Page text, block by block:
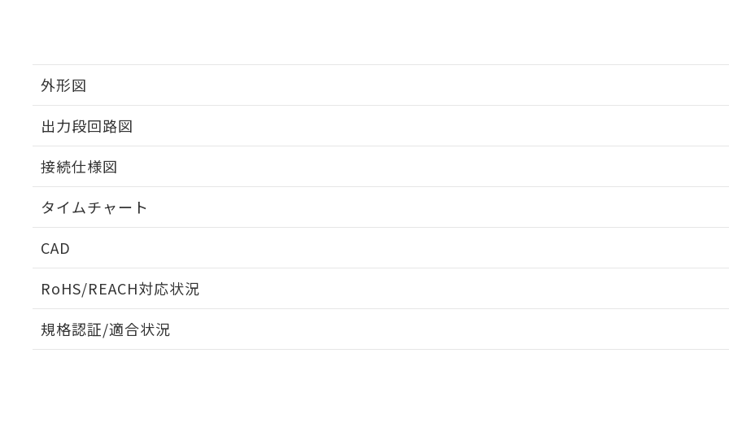
外形図
出力段回路図
接続仕様図
タイムチャート
CAD
RoHS/REACH対応状況
EU RoHS 注意事項・凡例
規格認証/適合状況